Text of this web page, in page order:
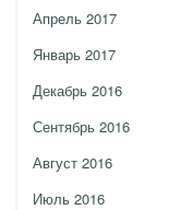
Апрель 2017
Январь 2017
Декабрь 2016
Сентябрь 2016
Август 2016
Июль 2016